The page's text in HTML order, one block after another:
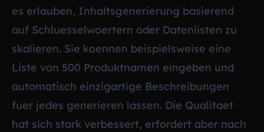
es erlauben, Inhaltsgenerierung basierend
auf Schluesselwoertern oder Datenlisten zu
skalieren. Sie koennen beispielsweise eine
Liste von 500 Produktnamen eingeben und
automatisch einzigartige Beschreibungen
fuer jedes generieren lassen. Die Qualitaet
hat sich stark verbessert, erfordert aber nach